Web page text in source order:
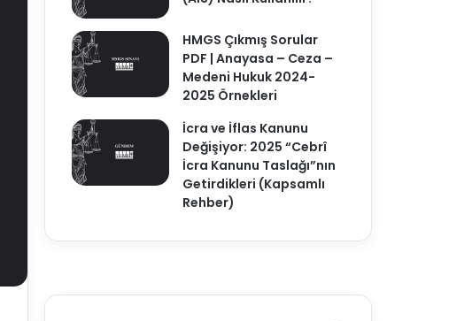
HMGS Çıkmış Sorular
PDF | Anayasa – Ceza –
Medeni Hukuk 2024-
2025 Örnekleri
İcra ve İflas Kanunu
Değişiyor: 2025 “Cebrî
İcra Kanunu Taslağı”nın
Getirdikleri (Kapsamlı
Rehber)